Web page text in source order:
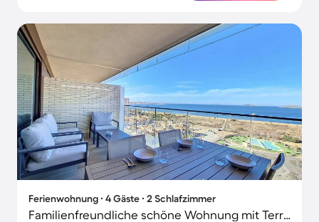
Ferienwohnung ∙ 4 Gäste ∙ 2 Schlafzimmer
Familienfreundliche schöne Wohnung mit Terrasse, Pool und Garten | Nah am Strand